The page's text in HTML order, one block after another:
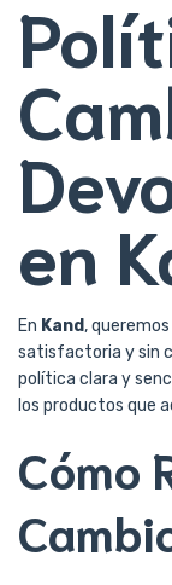
en
En Kand,
satisfactoria y sin
política clara y
los productos que
Cómo